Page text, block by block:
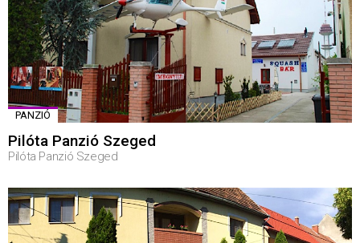
PANZIÓ
Pilóta Panzió Szeged
Pilóta Panzió Szeged